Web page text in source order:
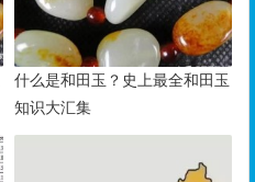
什么是和田玉？史上最全和田玉
知识大汇集